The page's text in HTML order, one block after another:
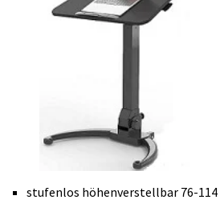
stufenlos höhenverstellbar 76-114